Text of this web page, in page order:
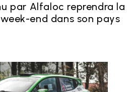
par Alfaloc reprendra la
end dans son pays